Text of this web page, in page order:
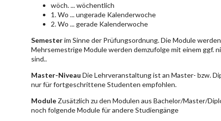
wöch. ... wöchentlich
1. Wo ... ungerade Kalenderwoche
2. Wo ... gerade Kalenderwoche
Semesterim Sinne der Prüfungsordnung. Die Module
Mehrsemestrige Module werden demzufolge mit einem ggf.
sind..
Master-Niveau Die Lehrveranstaltung ist an Master- bzw.
nur für fortgeschrittene Studenten empfohlen.
Module Zusätzlich zu den Modulen aus Bachelor/Master/
noch folgende Module für andere Studiengänge